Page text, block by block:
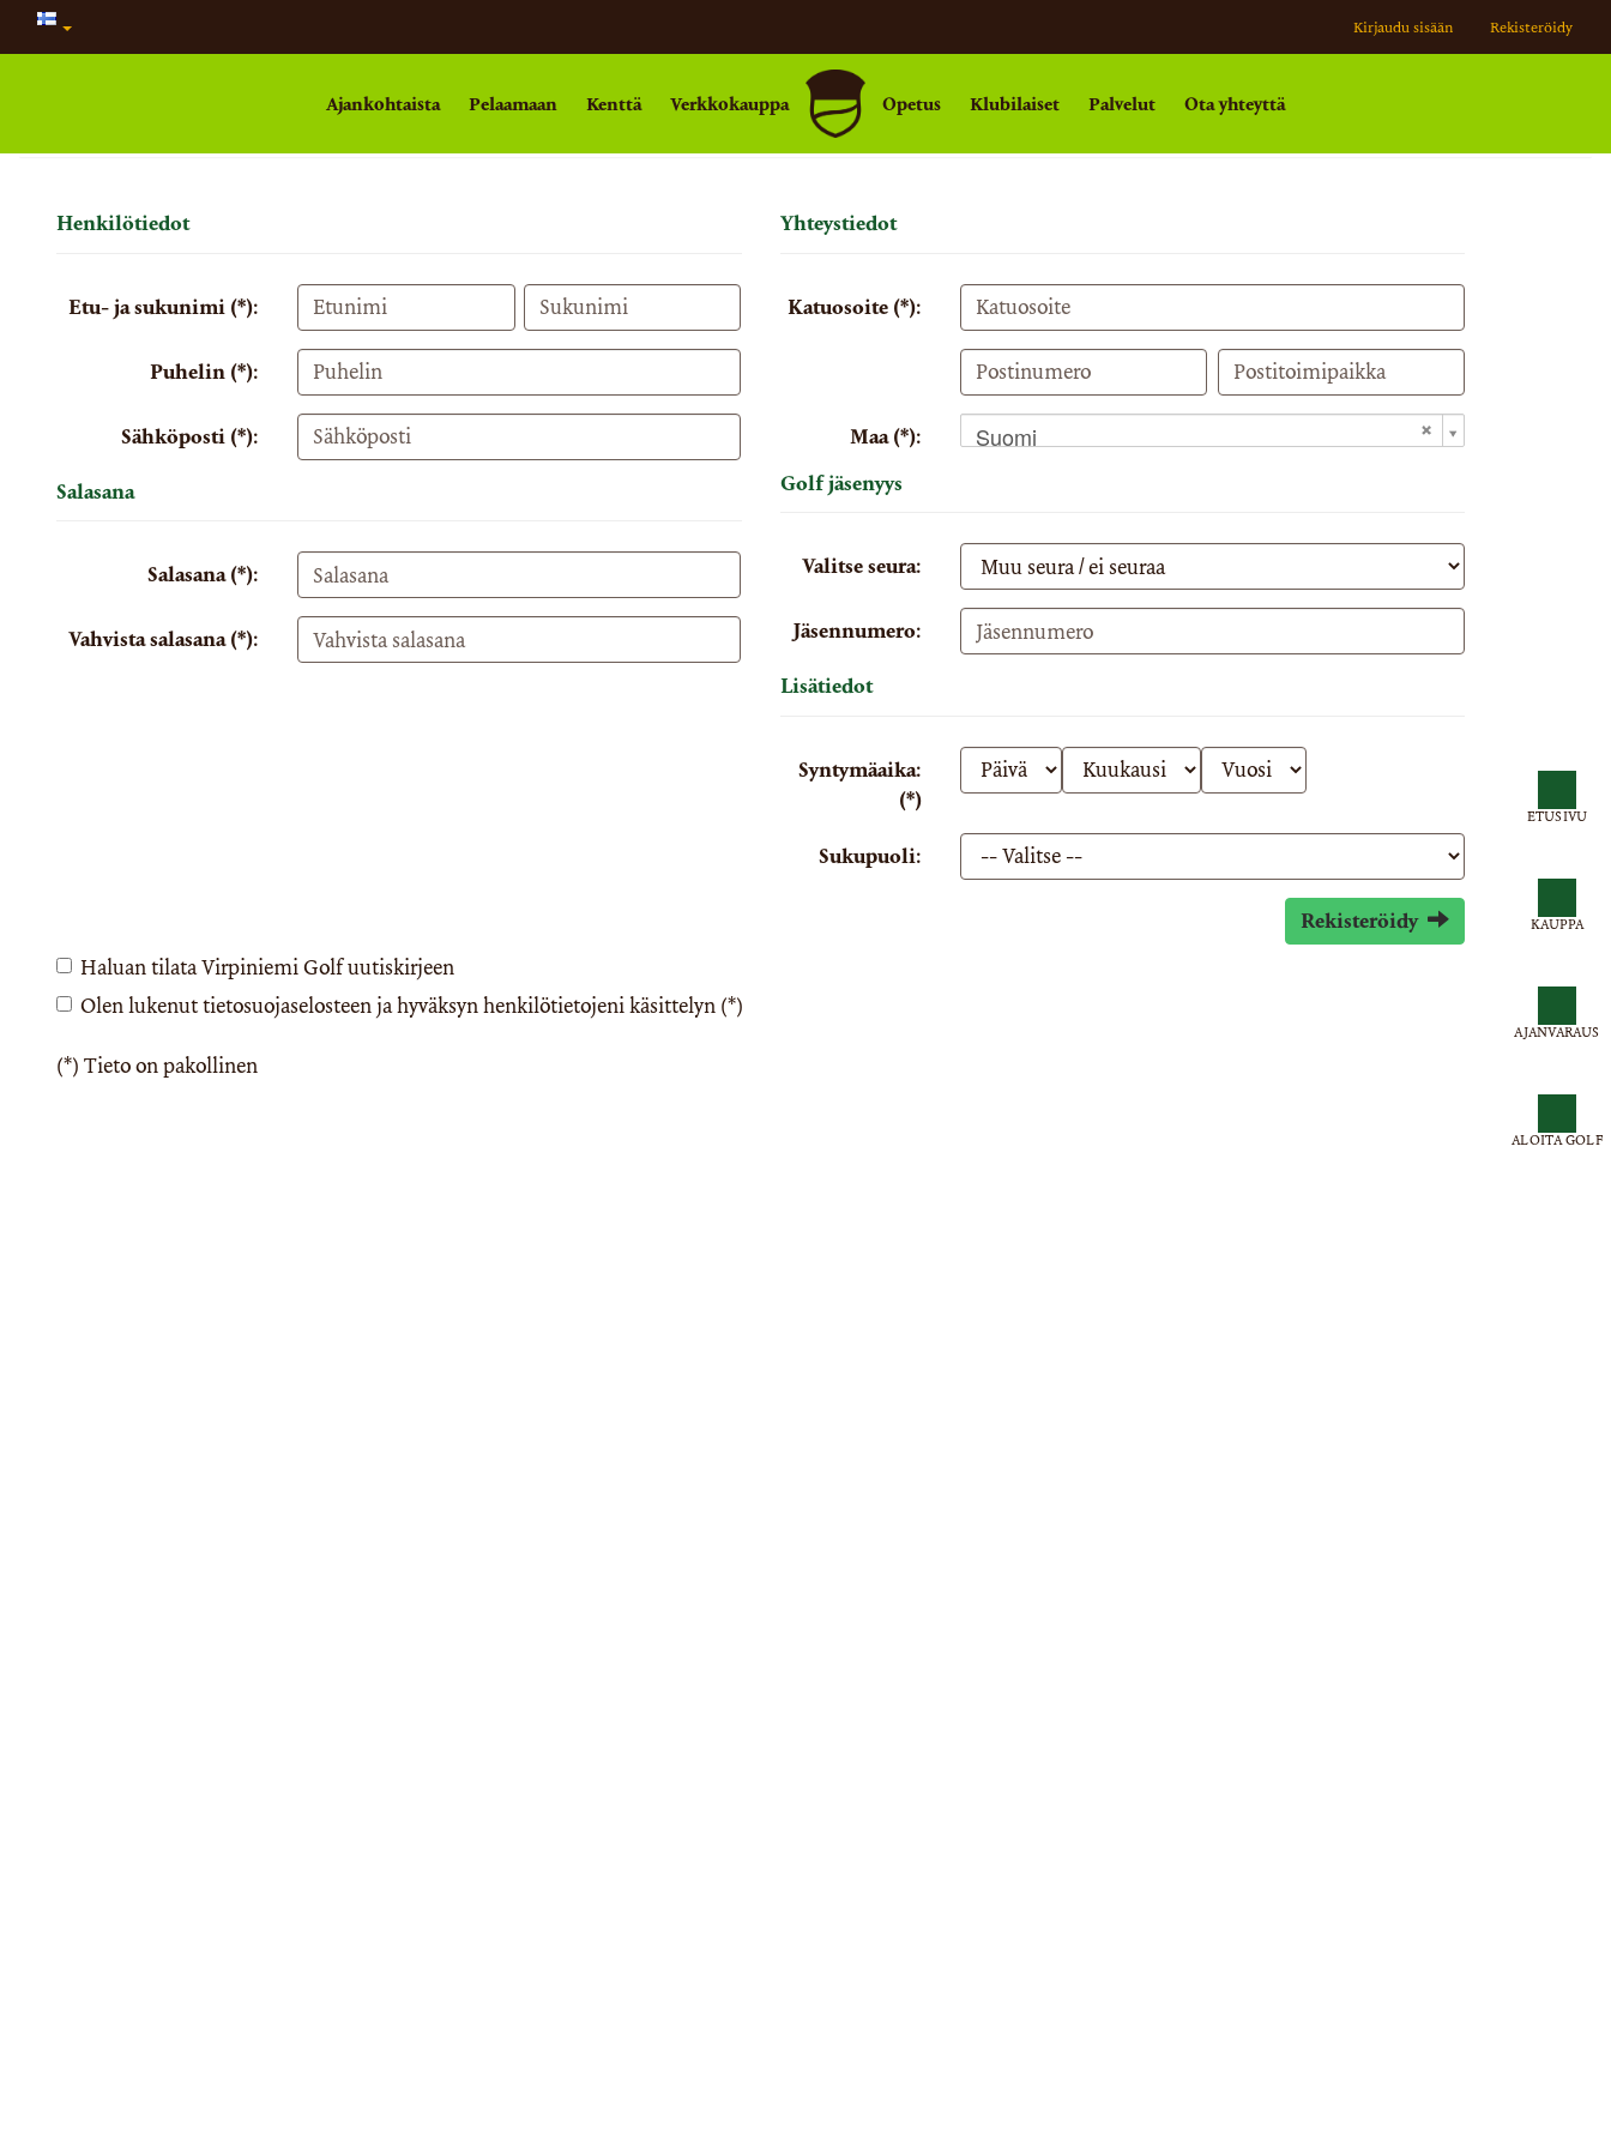
Kirjaudu sisään Rekisteröidy
Ajankohtaista Pelaamaan Kenttä Verkkokauppa Opetus Klubilaiset Palvelut Ota yhteyttä
ETUSIVU
KAUPPA
AJANVARAUS
ALOITA GOLF
Henkilötiedot
Etu- ja sukunimi (*):
Puhelin (*):
Sähköposti (*):
Salasana
Salasana (*):
Vahvista salasana (*):
Yhteystiedot
Katuosoite (*):
Maa (*): Suomi
Golf jäsenyys
Valitse seura:
Jäsennumero:
Lisätiedot
Syntymäaika:
(*)
Sukupuoli:
Rekisteröidy
Haluan tilata Virpiniemi Golf uutiskirjeen
Olen lukenuttietosuojaselosteen ja hyväksyn henkilötietojeni käsittelyn (*)
(*) Tieto on pakollinen